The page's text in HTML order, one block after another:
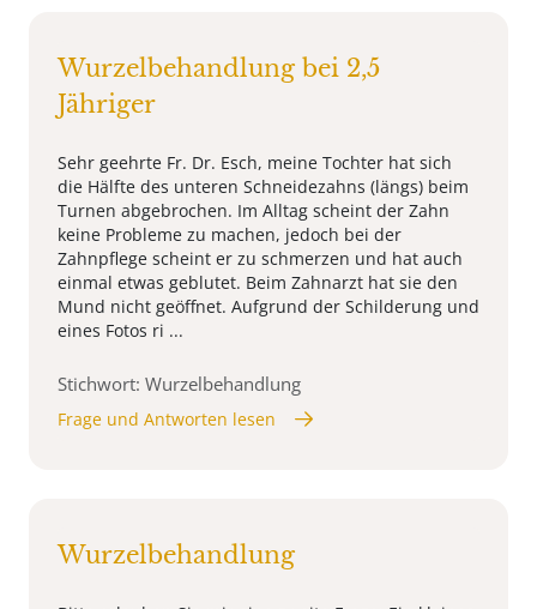
Wurzelbehandlung bei 2,5
Jähriger
Sehr geehrte Fr. Dr. Esch, meine Tochter hat sich
die Hälfte des unteren Schneidezahns (längs) beim
Turnen abgebrochen. Im Alltag scheint der Zahn
keine Probleme zu machen, jedoch bei der
Zahnpflege scheint er zu schmerzen und hat auch
einmal etwas geblutet. Beim Zahnarzt hat sie den
Mund nicht geöffnet. Aufgrund der Schilderung und
eines Fotos ri ...
Stichwort: Wurzelbehandlung
Frage und Antworten lesen
Wurzelbehandlung